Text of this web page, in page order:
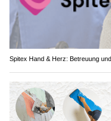
Spitex Hand & Herz: Betreuung